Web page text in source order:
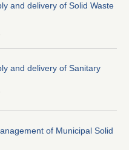
and delivery of Solid Waste
and delivery of Sanitary
of Municipal Solid